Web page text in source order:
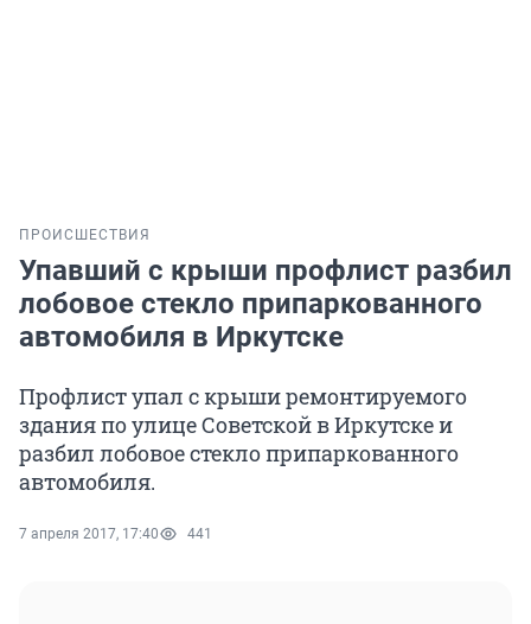
ПРОИСШЕСТВИЯ
Упавший с крыши профлист разбил
лобовое стекло припаркованного
автомобиля в Иркутске
Профлист упал с крыши ремонтируемого
здания по улице Советской в Иркутске и
разбил лобовое стекло припаркованного
автомобиля.
7 апреля 2017, 17:40 441